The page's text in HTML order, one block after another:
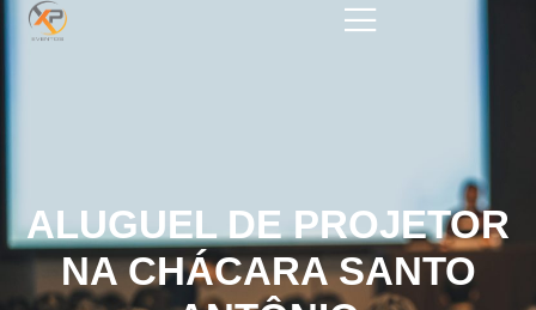
ALUGUEL DE PROJETOR
NA CHÁCARA SANTO